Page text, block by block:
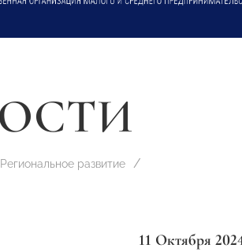
Региональное развитие
11 Октября